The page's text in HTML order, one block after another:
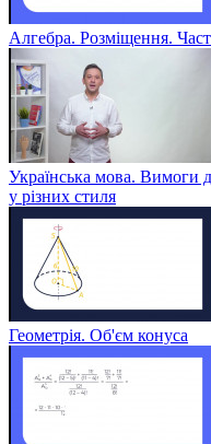
Алгебра. Розміщення.
Українська мова. Вимоги
у різних стиля
Геометрія. Об'єм конуса